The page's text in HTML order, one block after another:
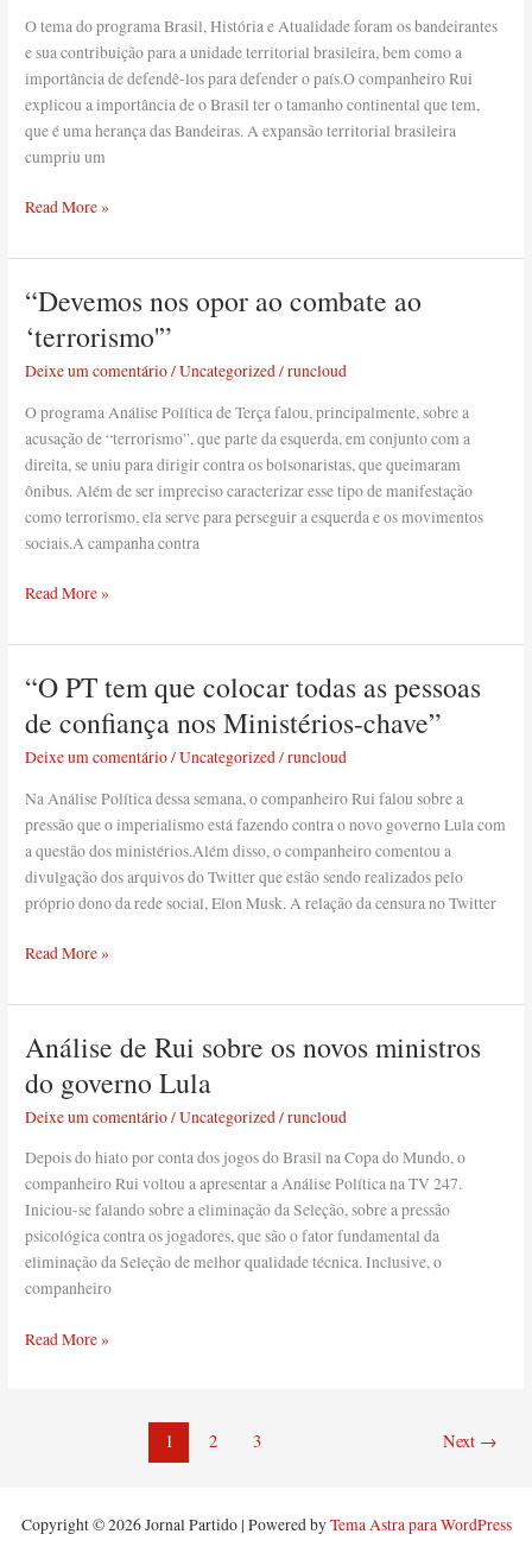
O tema do programa Brasil, História e Atualidade foram os bandeirantes
e sua contribuição para a unidade territorial brasileira, bem como a
importância de defendê-los para defender o país.O companheiro Rui
explicou a importância de o Brasil ter o tamanho continental que tem,
que é uma herança das Bandeiras. A expansão territorial brasileira
cumpriu um
moderno”
Read More »
“Devemos nos opor ao combate ao
‘terrorismo'”
Deixe um comentário/Uncategorized/runcloud
O programa Análise Política de Terça falou, principalmente, sobre a
acusação de “terrorismo”, que parte da esquerda, em conjunto com a
direita, se uniu para dirigir contra os bolsonaristas, que queimaram
ônibus. Além de ser impreciso caracterizar esse tipo de manifestação
como terrorismo, ela serve para perseguir a esquerda e os movimentos
sociais.A campanha contra
“Devemos
opor
ao
ao
‘terrorismo'”
Read More »
“O PT tem que colocar todas as pessoas
de confiança nos Ministérios-chave”
Deixe um comentário/Uncategorized/runcloud
Na Análise Política dessa semana, o companheiro Rui falou sobre a
pressão que o imperialismo está fazendo contra o novo governo Lula com
a questão dos ministérios.Além disso, o companheiro comentou a
divulgação dos arquivos do Twitter que estão sendo realizados pelo
próprio dono da rede social, Elon Musk. A relação da censura no Twitter
“O
tem
que
todas
as
pessoas
de
confiança
Read More »
Análise de Rui sobre os novos ministros
do governo Lula
Deixe um comentário/Uncategorized/runcloud
Depois do hiato por conta dos jogos do Brasil na Copa do Mundo, o
companheiro Rui voltou a apresentar a Análise Política na TV 247.
Iniciou-se falando sobre a eliminação da Seleção, sobre a pressão
psicológica contra os jogadores, que são o fator fundamental da
eliminação da Seleção de melhor qualidade técnica. Inclusive, o
companheiro
Análise
Rui
sobre
novos
ministros
governo
Read More »
1 2 3 Next →
Copyright © 2026 Jornal Partido | Powered byTema Astra para WordPress